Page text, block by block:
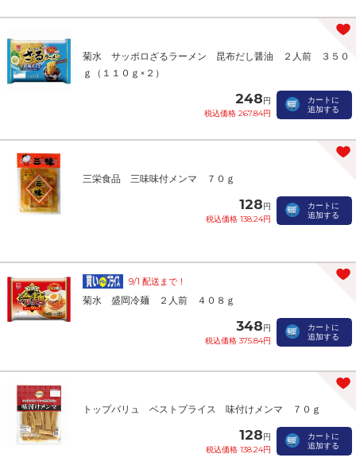
菊水 サッポロざるラーメン 昆布だし醤油 ２人前 ３５０
ｇ（１１０ｇ×２）
248円
税込価格 267.84円
カートに
追加する
三栄食品 三味味付メンマ ７０ｇ
128円
税込価格 138.24円
カートに
追加する
9/1 配送まで！
菊水 盛岡冷麺 ２人前 ４０８ｇ
348円
税込価格 375.84円
カートに
追加する
トップバリュ ベストプライス 味付けメンマ ７０ｇ
128円
税込価格 138.24円
カートに
追加する